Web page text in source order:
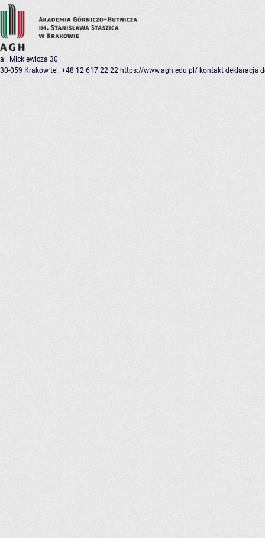
al. Mickiewicza 30
30-059 Kraków tel: +48 12 617 22 22 https://www.agh.edu.pl/ kontakt deklaracja